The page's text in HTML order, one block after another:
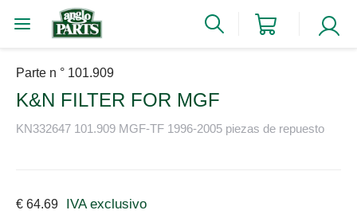
Parte n ° 101.909
K&N FILTER FOR MGF
KN332647 101.909 MGF-TF 1996-2005 piezas de repuesto
€ 64.69 IVA exclusivo